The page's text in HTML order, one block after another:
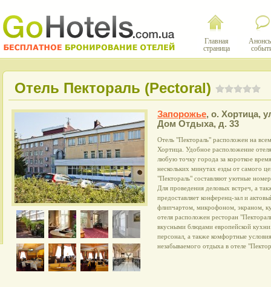
Главная
страница
Отель Пектораль (Pectoral)
Запорожье, о. Хортица,
Дом Отдыха, д. 33
Отель "Пектораль" расположен на
Хортица. Удобное расположение
любую точку города за короткое
нескольких минутах езды от самого
"Пектораль" составляют уютные
Для проведения деловых встреч, а
предоставляет конференц-зал и
флипчартом, микрофоном, экраном,
отеля расположен ресторан
вкусными блюдами европейской
персонал, а также комфортные
незабываемого отдыха в отеле